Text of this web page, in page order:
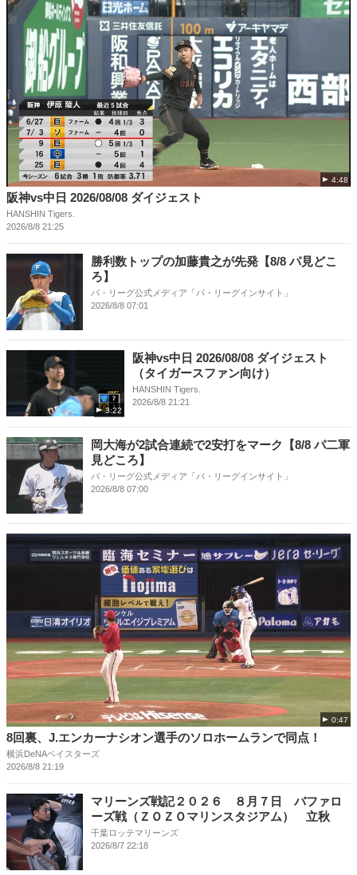
4:48
阪神vs中日 2026/08/08 ダイジェスト
HANSHIN Tigers.
2026/8/8 21:25
勝利数トップの加藤貴之が先発【8/8 パ見どこ
ろ】
パ・リーグ公式メディア「パ・リーグインサイト」
2026/8/8 07:01
3:22
阪神vs中日 2026/08/08 ダイジェスト
（タイガースファン向け）
HANSHIN Tigers.
2026/8/8 21:21
岡大海が2試合連続で2安打をマーク【8/8 パ二軍
見どころ】
パ・リーグ公式メディア「パ・リーグインサイト」
2026/8/8 07:00
0:47
8回裏、J.エンカーナシオン選手のソロホームランで同点！
横浜DeNAベイスターズ
2026/8/8 21:19
マリーンズ戦記２０２６ ８月７日 バファロ
ーズ戦（ＺＯＺＯマリンスタジアム） 立秋
千葉ロッテマリーンズ
2026/8/7 22:18